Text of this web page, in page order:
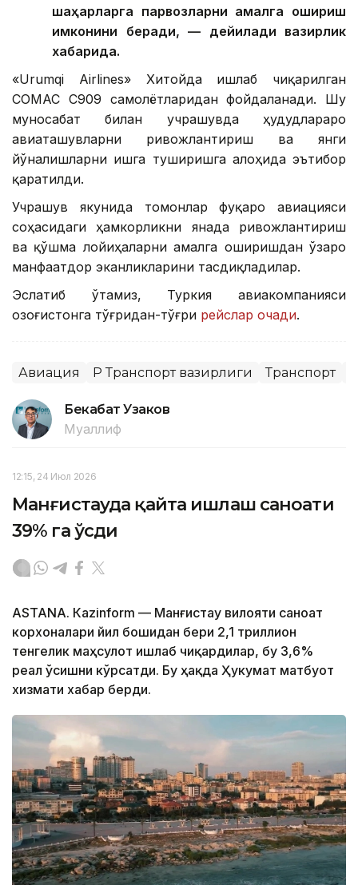
шаҳарларга парвозларни амалга ошириш
имконини беради, — дейилади вазирлик
хабарида.
«Urumqi Airlines» Хитойда ишлаб чиқарилган
COMAC C909 самолётларидан фойдаланади. Шу
муносабат билан учрашувда ҳудудлараро
авиаташувларни ривожлантириш ва янги
йўналишларни ишга туширишга алоҳида эътибор
қаратилди.
Учрашув якунида томонлар фуқаро авиацияси
соҳасидаги ҳамкорликни янада ривожлантириш
ва қўшма лойиҳаларни амалга оширишдан ўзаро
манфаатдор эканликларини тасдиқладилар.
Эслатиб ўтамиз, Туркия авиакомпанияси
Қозоғистонга тўғридан-тўғри рейслар очади.
Авиация ҚР Транспорт вазирлиги Транспорт
Бекабат Узаков
Муаллиф
12:15, 24 Июл 2026
Манғистауда қайта ишлаш саноати
39% га ўсди
ASTANА. Кazinform — Манғистау вилояти саноат
корхоналари йил бошидан бери 2,1 триллион
тенгелик маҳсулот ишлаб чиқардилар, бу 3,6%
реал ўсишни кўрсатди. Бу ҳақда Ҳукумат матбуот
хизмати хабар берди.